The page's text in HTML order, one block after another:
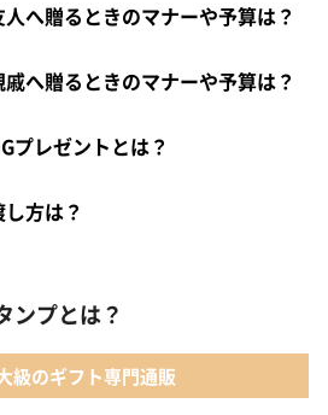
へ贈るときのマナーや予算は？
へ贈るときのマナーや予算は？
プレゼントとは？
方は？
ンプとは？
級のギフト専門通販